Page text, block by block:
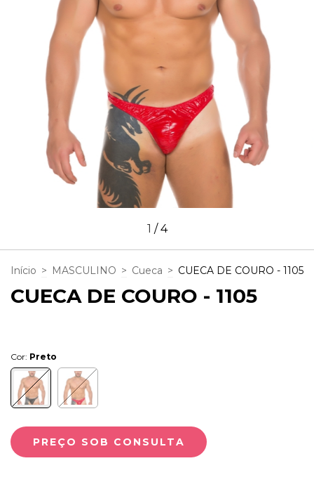
1 /4
Início > MASCULINO > Cueca > CUECA DE COURO - 1105
CUECA DE COURO - 1105
Cor: Preto